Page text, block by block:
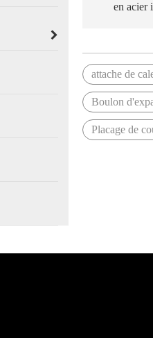
en acier
attache de
Boulon
Placage de